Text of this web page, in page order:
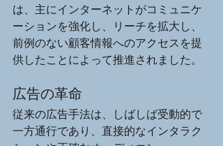
は、主にインターネットがコミュニケ
ーションを強化し、リーチを拡大し、
前例のない顧客情報へのアクセスを提
供したことによって推進されました。
広告の革命
従来の広告手法は、しばしば受動的で
一方通行であり、直接的なインタラク